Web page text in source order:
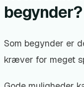
begynder?
Som begynder er
kræver for meget